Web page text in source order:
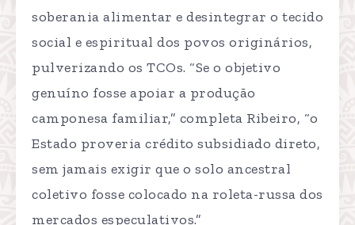
soberania alimentar e desintegrar o tecido
social e espiritual dos povos originários,
pulverizando os TCOs. “Se o objetivo
genuíno fosse apoiar a produção
camponesa familiar,” completa Ribeiro, “o
Estado proveria crédito subsidiado direto,
sem jamais exigir que o solo ancestral
coletivo fosse colocado na roleta-russa dos
mercados especulativos.”